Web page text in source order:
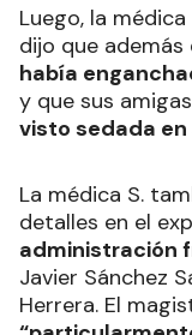
Luego, la
dijo que además
había
y que sus
visto sedada
La médica S.
detalles en el
administración
Javier Sánchez
Herrera. El